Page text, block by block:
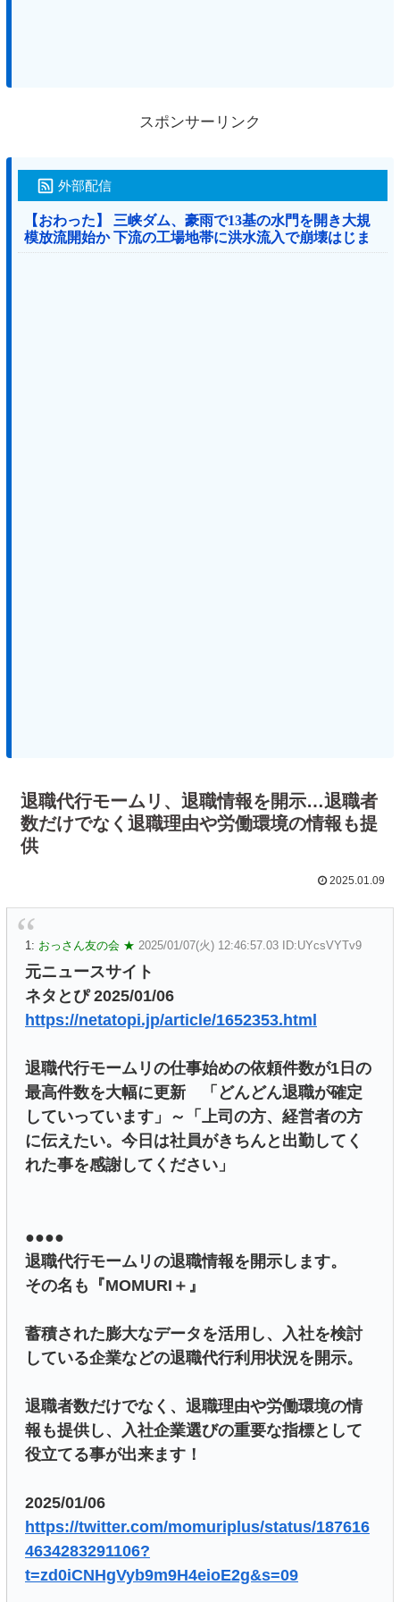
スポンサーリンク
外部配信
【おわった】 三峡ダム、豪雨で13基の水門を開き大規
模放流開始か 下流の工場地帯に洪水流入で崩壊はじま
る
退職代行モームリ、退職情報を開示…退職者
数だけでなく退職理由や労働環境の情報も提
供
2025.01.09
1: おっさん友の会 ★ 2025/01/07(火) 12:46:57.03 ID:UYcsVYTv9
元ニュースサイト
ネタとぴ 2025/01/06
https://netatopi.jp/article/1652353.html
退職代行モームリの仕事始めの依頼件数が1日の
最高件数を大幅に更新 「どんどん退職が確定
していっています」～「上司の方、経営者の方
に伝えたい。今日は社員がきちんと出勤してく
れた事を感謝してください」
●●●●
退職代行モームリの退職情報を開示します。
その名も『MOMURI＋』
蓄積された膨大なデータを活用し、入社を検討
している企業などの退職代行利用状況を開示。
退職者数だけでなく、退職理由や労働環境の情
報も提供し、入社企業選びの重要な指標として
役立てる事が出来ます！
2025/01/06
https://twitter.com/momuriplus/status/187616
4634283291106?
t=zd0iCNHgVyb9m9H4eioE2g&s=09